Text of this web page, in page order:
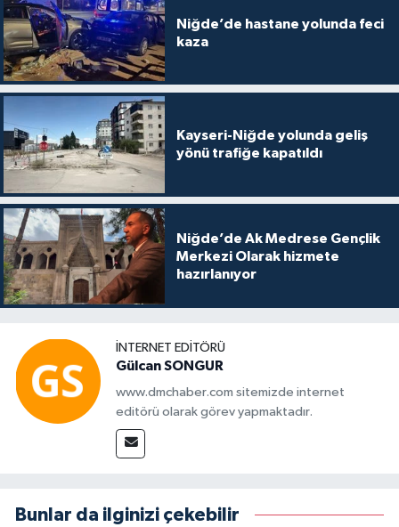
Niğde’de hastane yolunda feci
kaza
Kayseri-Niğde yolunda geliş
yönü trafiğe kapatıldı
Niğde’de Ak Medrese Gençlik
Merkezi Olarak hizmete
hazırlanıyor
İNTERNET EDITÖRÜ
Gülcan SONGUR
www.dmchaber.com sitemizde internet
editörü olarak görev yapmaktadır.
Bunlar da ilginizi çekebilir